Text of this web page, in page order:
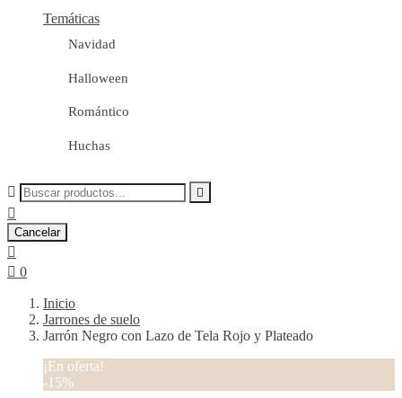
Temáticas
Navidad
Halloween
Romántico
Huchas
 

Cancelar

 0
Inicio
Jarrones de suelo
Jarrón Negro con Lazo de Tela Rojo y Plateado
¡En oferta!
-15%